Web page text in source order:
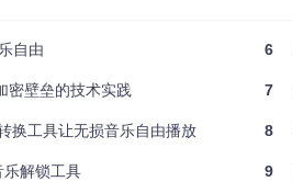
自由
密壁垒的技术实践
换工具让无损音乐自由播放
乐解锁工具
6
7
8
9